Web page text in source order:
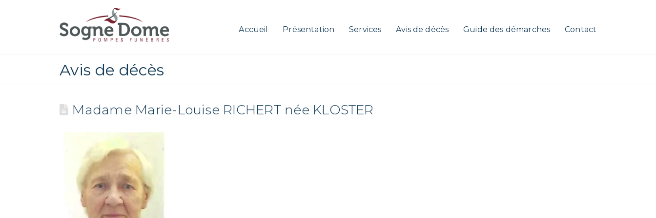
Accueil Présentation Services Avis de décès Guide des démarches Contact
Avis de décès
Madame Marie-Louise RICHERT née KLOSTER